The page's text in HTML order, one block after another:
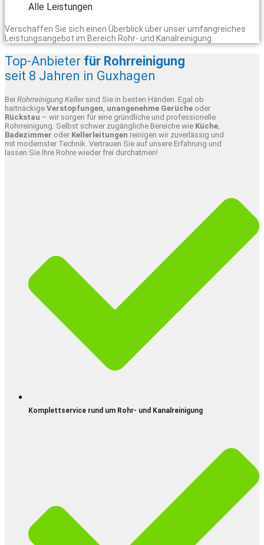
Alle Leistungen
Verschaffen Sie sich einen Überblick über unser umfangreiches
Leistungsangebot im Bereich Rohr- und Kanalreinigung.
Top-Anbieter für Rohrreinigung
seit 8 Jahren in Guxhagen
Bei Rohrreinigung Kellersind Sie in besten Händen. Egal ob
hartnäckige Verstopfungen unangenehme Gerüche oder
Rückstau – wir sorgen für eine gründliche und professionelle
Rohrreinigung. Selbst schwer zugängliche Bereiche wie Küche
Badezimmer oder Kellerleitungen reinigen wir zuverlässig und
mit modernster Technik. Vertrauen Sie auf unsere Erfahrung und
lassen Sie Ihre Rohre wieder frei durchatmen!
Komplettservice rund um Rohr- und Kanalreinigung